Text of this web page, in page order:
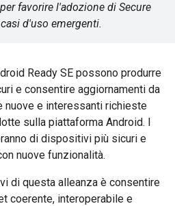
favorire l'adozione di Secure
d'uso emergenti.
Ready SE possono produrre
e consentire aggiornamenti da
nuove e interessanti richieste
sulla piattaforma Android. I
di dispositivi più sicuri e
nuove funzionalità.
di questa alleanza è consentire
coerente, interoperabile e